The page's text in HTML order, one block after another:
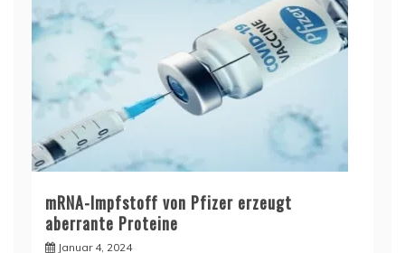
mRNA-Impfstoff von Pfizer erzeugt
aberrante Proteine
Januar 4, 2024